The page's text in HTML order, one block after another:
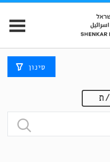
סינון
ת